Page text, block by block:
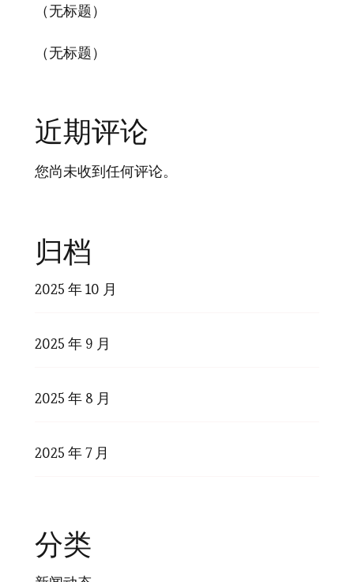
（无标题）
（无标题）
近期评论
您尚未收到任何评论。
归档
2025 年 10 月
2025 年 9 月
2025 年 8 月
2025 年 7 月
分类